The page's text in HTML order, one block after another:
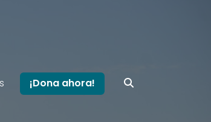
¡Dona ahora!